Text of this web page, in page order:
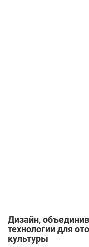
Дизайн,
технологии для
культуры